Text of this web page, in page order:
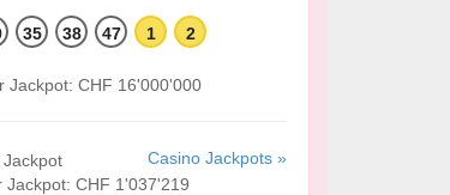
35 38 47 1 2
Jackpot: CHF 16'000'000
Casino Jackpots »
Jackpot: CHF 1'037'219